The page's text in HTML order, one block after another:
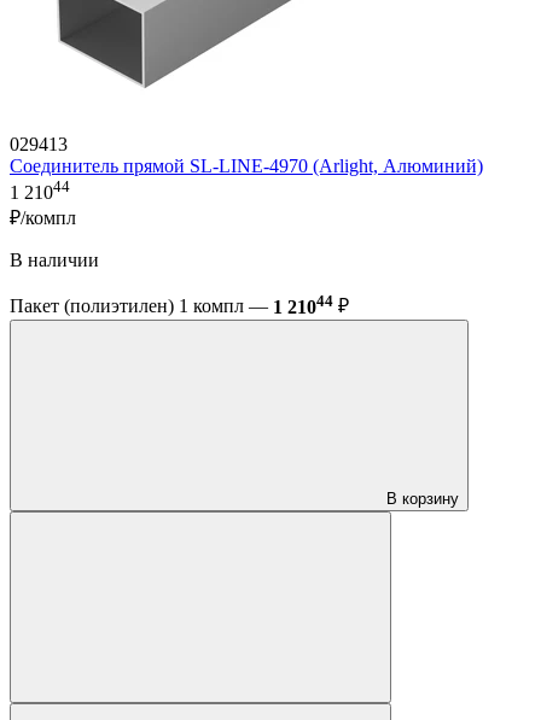
029413
Соединитель прямой SL-LINE-4970 (Arlight, Алюминий)
1 21044
₽/компл
В наличии
Пакет (полиэтилен) 1 компл — 1 21044 ₽
В корзину